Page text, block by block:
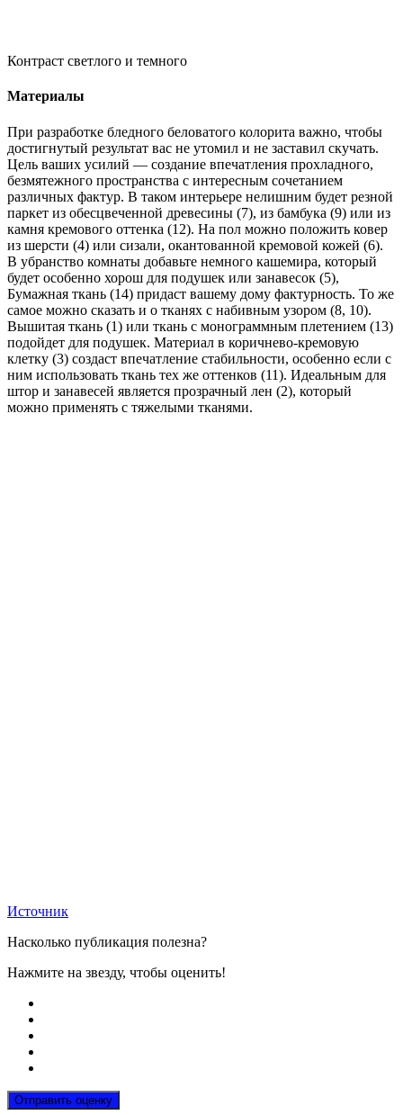
Контраст светлого и темного
Материалы
При разработке бледного беловатого колорита важно, чтобы
достигнутый результат вас не утомил и не заставил скучать.
Цель ваших усилий — создание впечатления прохладного,
безмятежного пространства с интересным сочетанием
различных фактур. В таком интерьере нелишним будет резной
паркет из обесцвеченной древесины (7), из бамбука (9) или из
камня кремового оттенка (12). На пол можно положить ковер
из шерсти (4) или сизали, окантованной кремовой кожей (6).
В убранство комнаты добавьте немного кашемира, который
будет особенно хорош для подушек или занавесок (5),
Бумажная ткань (14) придаст вашему дому фактурность. То же
самое можно сказать и о тканях с набивным узором (8, 10).
Вышитая ткань (1) или ткань с монограммным плетением (13)
подойдет для подушек. Материал в коричнево-кремовую
клетку (3) создаст впечатление стабильности, особенно если с
ним использовать ткань тех же оттенков (11). Идеальным для
штор и занавесей является прозрачный лен (2), который
можно применять с тяжелыми тканями.
Источник
Насколько публикация полезна?
Нажмите на звезду, чтобы оценить!
Отправить оценку